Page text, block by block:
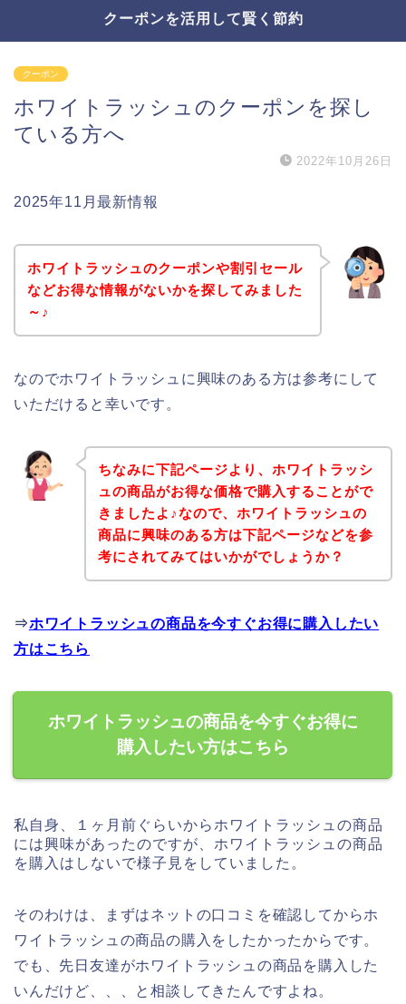
クーポンを活用して賢く節約
クーポン
ホワイトラッシュのクーポンを探し
ている方へ
2022年10月26日
2025年11月最新情報
ホワイトラッシュのクーポンや割引セール
などお得な情報がないかを探してみました
～♪
なのでホワイトラッシュに興味のある方は参考にして
いただけると幸いです。
ちなみに下記ページより、ホワイトラッシ
ュの商品がお得な価格で購入することがで
きましたよ♪なので、ホワイトラッシュの
商品に興味のある方は下記ページなどを参
考にされてみてはいかがでしょうか？
⇒ホワイトラッシュの商品を今すぐお得に購入したい
方はこちら
ホワイトラッシュの商品を今すぐお得に
購入したい方はこちら
私自身、１ヶ月前ぐらいからホワイトラッシュの商品
には興味があったのですが、ホワイトラッシュの商品
を購入はしないで様子見をしていました。
そのわけは、まずはネットの口コミを確認してからホ
ワイトラッシュの商品の購入をしたかったからです。
でも、先日友達がホワイトラッシュの商品を購入した
いんだけど、、、と相談してきたんですよね。